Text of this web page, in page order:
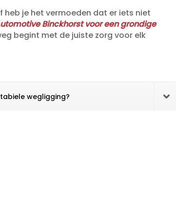
heb je het vermoeden dat er iets niet
Binckhorst voor een grondige
begint met de juiste zorg voor elk
wegligging?